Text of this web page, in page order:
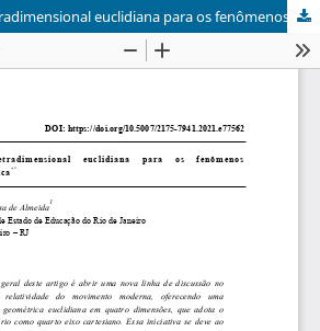
Uma geometria tetradimensional euclidiana para os fenômenos relativistas: cinemática